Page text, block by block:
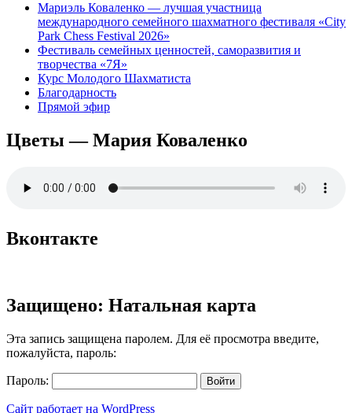
Мариэль Коваленко — лучшая участница
международного семейного шахматного фестиваля «City
Park Chess Festival 2026»
Фестиваль семейных ценностей, саморазвития и
творчества «7Я»
Курс Молодого Шахматиста
Благодарность
Прямой эфир
Цветы — Мария Коваленко
Вконтакте
Защищено: Натальная карта
Эта запись защищена паролем. Для её просмотра введите,
пожалуйста, пароль:
Пароль:
Сайт работает на WordPress